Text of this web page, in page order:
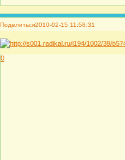
Поделиться2010-02-15 11:58:31
0